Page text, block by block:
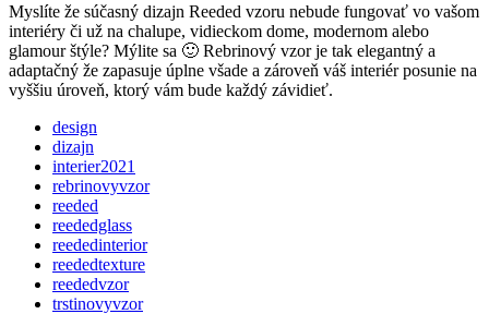
Myslíte že súčasný dizajn Reeded vzoru nebude fungovať vo vašom
interiéry či už na chalupe, vidieckom dome, modernom alebo
glamour štýle? Mýlite sa 🙂 Rebrinový vzor je tak elegantný a
adaptačný že zapasuje úplne všade a zároveň váš interiér posunie na
vyššiu úroveň, ktorý vám bude každý závidieť.
design
dizajn
interier2021
rebrinovyvzor
reeded
reededglass
reededinterior
reededtexture
reededvzor
trstinovyvzor